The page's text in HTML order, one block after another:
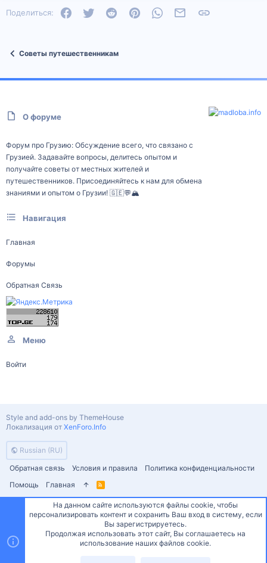
Поделиться: FacebookTwitter Reddit PinterestWhatsAppЭлектронная почта
Советы путешественникам
О форуме
Форум про Грузию: Обсуждение всего, что связано с
Грузией. Задавайте вопросы, делитесь опытом и
получайте советы от местных жителей и
путешественников. Присоединяйтесь к нам для обмена
знаниями и опытом о Грузии! 🇬🇪💬🏔️
Навигация
Главная
Форумы
Обратная Связь
Меню
Войти
Russian (RU)
Обратная связь
Условия и правила
Политика конфиденциальности
Помощь
Главная
R
S
Style and add-ons by ThemeHouse
Локализация от XenForo.Info
СверхуСнизу
На данном сайте используются файлы cookie, чтобы
персонализировать контент и сохранить Ваш вход в систему, если
Вы зарегистрируетесь.
Продолжая использовать этот сайт, Вы соглашаетесь на
использование наших файлов cookie.